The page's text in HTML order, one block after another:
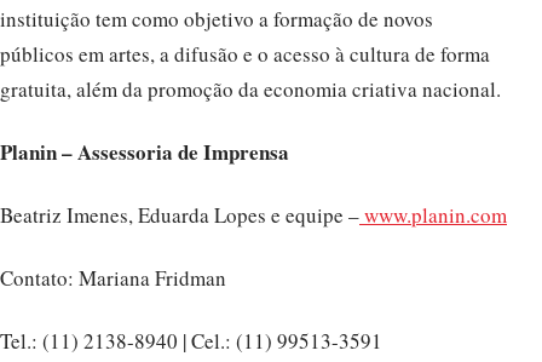
instituição tem como objetivo a formação de novos
públicos em artes, a difusão e o acesso à cultura de forma
gratuita, além da promoção da economia criativa nacional.
Planin – Assessoria de Imprensa
Beatriz Imenes, Eduarda Lopes e equipe –www.planin.com
Contato: Mariana Fridman
Tel.: (11) 2138-8940 | Cel.: (11) 99513-3591